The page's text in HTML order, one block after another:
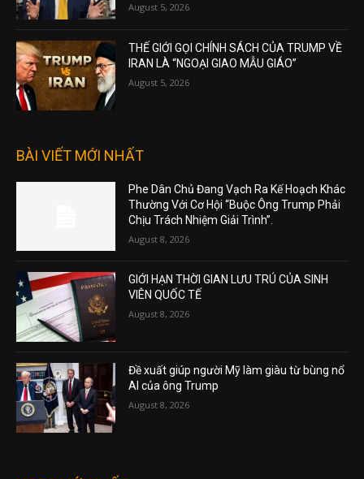
August 5, 2026
THẾ GIỚI GỌI CHÍNH SÁCH CỦA TRUMP VỀ
IRAN LÀ “NGOẠI GIAO MẪU GIÁO”
August 5, 2026
BÀI VIẾT MỚI NHẤT
Phe Dân Chủ Đang Vạch Ra Kế Hoạch Khác
Thường Với Cơ Hội “Buộc Ông Trump Phải
Chịu Trách Nhiệm Giải Trình”.
August 8, 2026
GIỚI HẠN THỜI GIAN LƯU TRÚ CỦA SINH
VIÊN QUỐC TẾ
August 8, 2026
Đề xuất giúp người Mỹ làm giàu từ bùng nổ
AI của ông Trump
August 8, 2026